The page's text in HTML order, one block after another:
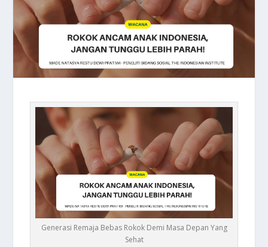
Generasi Remaja Bebas Rokok Demi Masa Depan Yang
Sehat